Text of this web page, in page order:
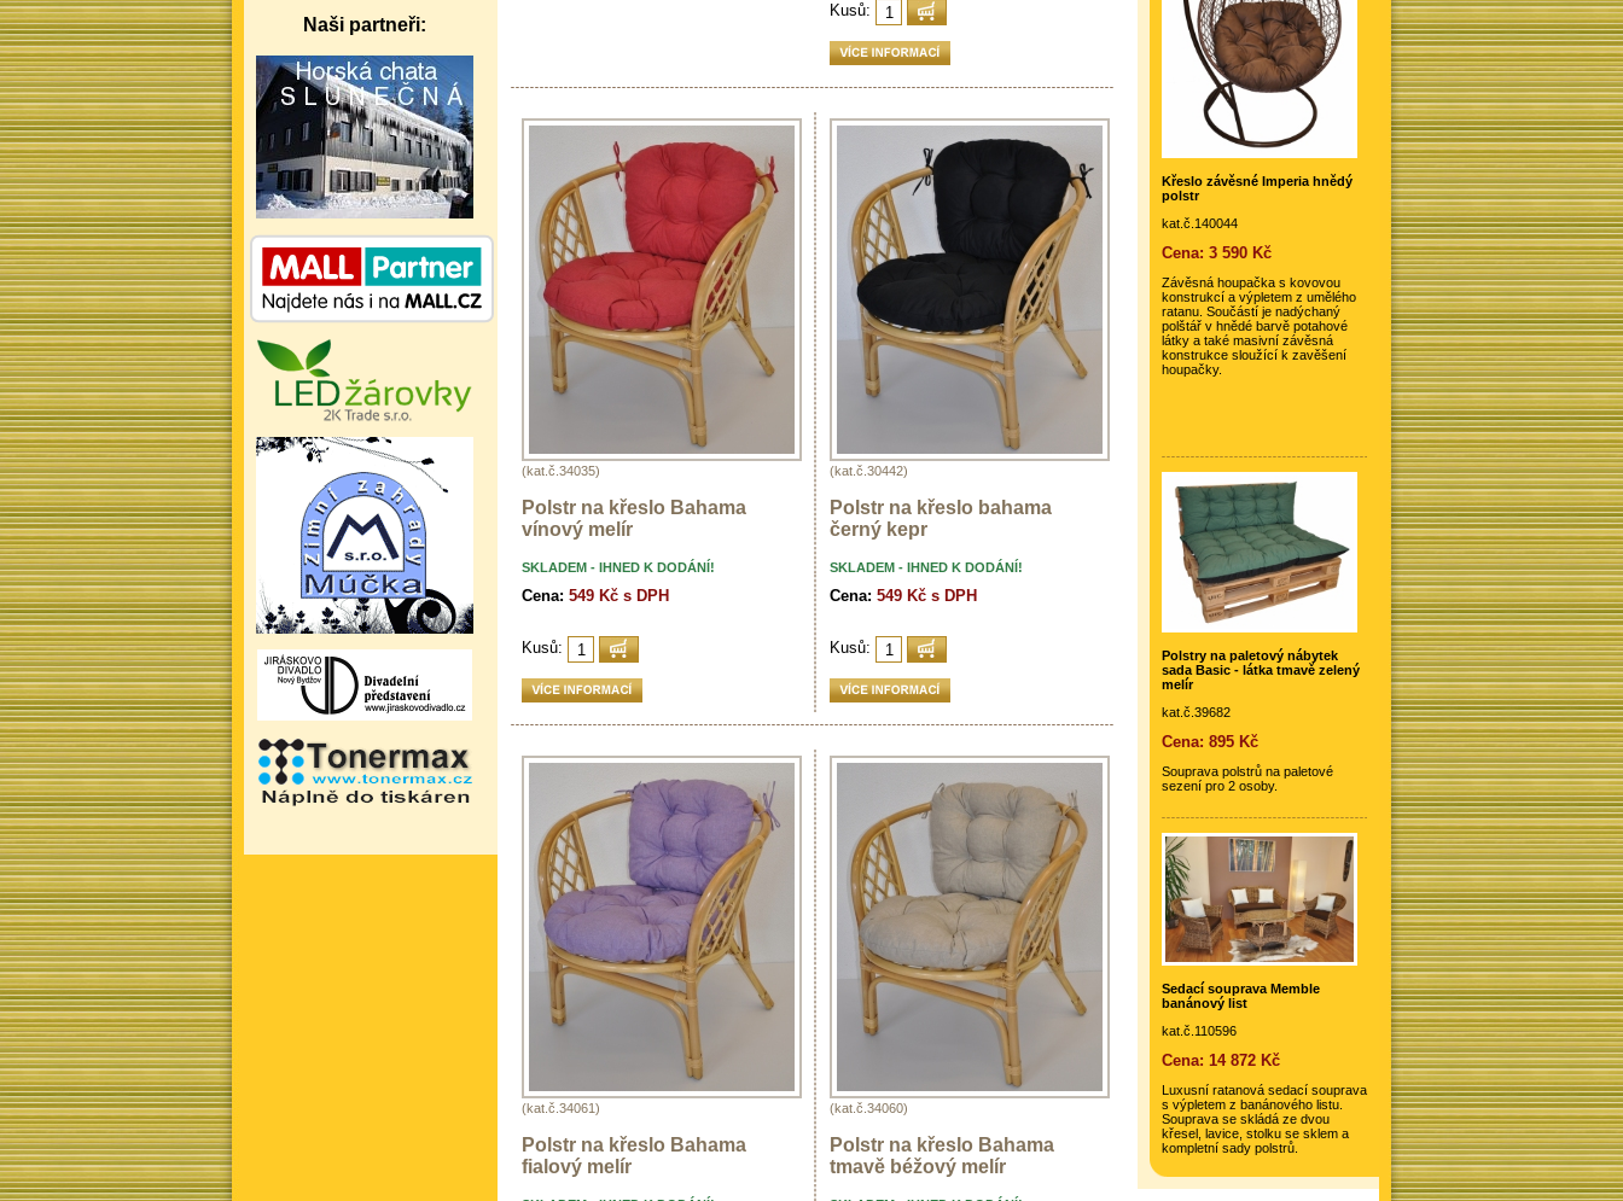
Kusů:
(kat.č.34035)
Polstr na křeslo Bahama
vínový melír
SKLADEM - IHNED K DODÁNÍ!
Cena: 549 Kč s DPH
Kusů:
(kat.č.30442)
Polstr na křeslo bahama
černý kepr
SKLADEM - IHNED K DODÁNÍ!
Cena: 549 Kč s DPH
Kusů:
(kat.č.34061)
Polstr na křeslo Bahama
fialový melír
(kat.č.34060)
Polstr na křeslo Bahama
tmavě béžový melír
Křeslo závěsné Imperia hnědý
polstr
kat.č.140044
Cena: 3 590 Kč
Závěsná houpačka s kovovou
konstrukcí a výpletem z umělého
ratanu. Součástí je nadýchaný
polštář v hnědé barvě potahové
látky a také masivní závěsná
konstrukce sloužící k zavěšení
houpačky.
Polstry na paletový nábytek
sada Basic - látka tmavě zelený
melír
kat.č.39682
Cena: 895 Kč
Souprava polstrů na paletové
sezení pro 2 osoby.
Sedací souprava Memble
banánový list
kat.č.110596
Cena: 14 872 Kč
Luxusní ratanová sedací souprava
s výpletem z banánového listu.
Souprava se skládá ze dvou
křesel, lavice, stolku se sklem a
kompletní sady polstrů.
Naši partneři: